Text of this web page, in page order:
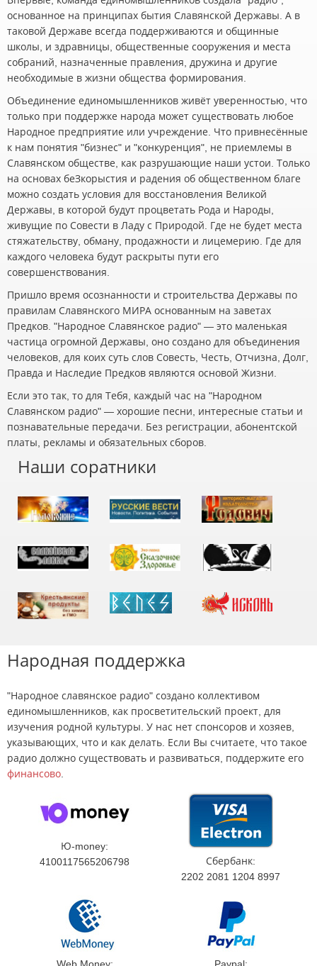
основанное на принципах бытия Славянской Державы. А в
таковой Державе всегда поддерживаются и общинные
школы, и здравницы, общественные сооружения и места
собраний, назначенные правления, дружина и другие
необходимые в жизни общества формирования.
Объединение единомышленников живёт уверенностью, что
только при поддержке народа может существовать любое
Народное предприятие или учреждение. Что привнесённые
к нам понятия "бизнес" и "конкуренция", не приемлемы в
Славянском обществе, как разрушающие наши устои. Только
на основах беЗкорыстия и радения об общественном благе
можно создать условия для восстановления Великой
Державы, в которой будут процветать Рода и Народы,
живущие по Совести в Ладу с Природой. Где не будет места
стяжательству, обману, продажности и лицемерию. Где для
каждого человека будут раскрыты пути его
совершенствования.
Пришло время осознанности и строительства Державы по
правилам Славянского МИРА основанным на заветах
Предков. "Народное Славянское радио" — это маленькая
частица огромной Державы, оно создано для объединения
человеков, для коих суть слов Совесть, Честь, Отчизна, Долг,
Правда и Наследие Предков являются основой Жизни.
Если это так, то для Тебя, каждый час на "Народном
Славянском радио" — хорошие песни, интересные статьи и
познавательные передачи. Без регистрации, абонентской
платы, рекламы и обязательных сборов.
Наши соратники
Народная поддержка
"Народное славянское радио" создано коллективом
единомышленников, как просветительский проект, для
изучения родной культуры. У нас нет спонсоров и хозяев,
указывающих, что и как делать. Если Вы считаете, что такое
радио должно существовать и развиваться, поддержите его
финансово.
Ю-money:
4100117565206798
Сбербанк:
2202 2081 1204 8997